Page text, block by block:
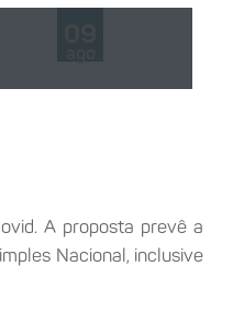
A proposta prevê a
Nacional, inclusive